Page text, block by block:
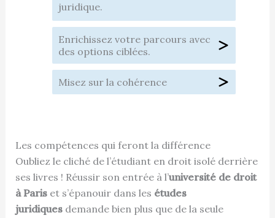
juridique.
Enrichissez votre parcours avec
des options ciblées.
Misez sur la cohérence
Les compétences qui feront la différence
Oubliez le cliché de l’étudiant en droit isolé derrière
ses livres ! Réussir son entrée à l’université de droit
à Pariset s’épanouir dans les études
juridiquesdemande bien plus que de la seule